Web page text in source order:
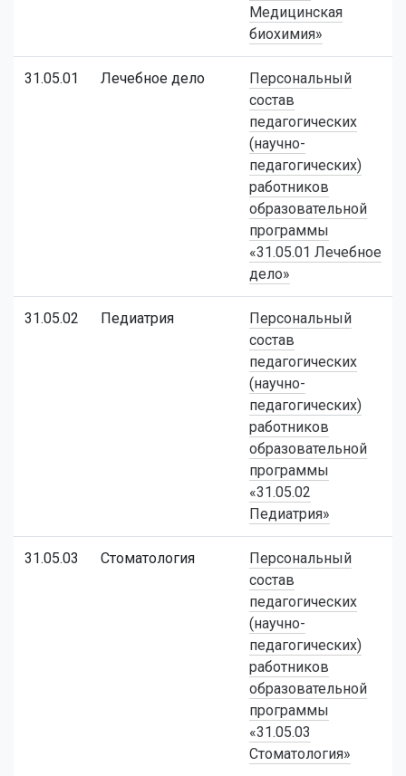
Медицинская
биохимия»
31.05.01 Лечебное дело
Персональный
состав
педагогических
(научно-
педагогических)
работников
образовательной
программы
«31.05.01 Лечебное
дело»
31.05.02 Педиатрия
Персональный
состав
педагогических
(научно-
педагогических)
работников
образовательной
программы
«31.05.02
Педиатрия»
31.05.03 Стоматология
Персональный
состав
педагогических
(научно-
педагогических)
работников
образовательной
программы
«31.05.03
Стоматология»